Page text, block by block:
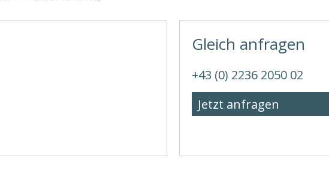
Gleich anfragen
+43 (0) 2236 2050 02
Jetzt anfragen